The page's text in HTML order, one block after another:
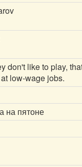
don't like to play,
low-wage jobs.
на пятоне